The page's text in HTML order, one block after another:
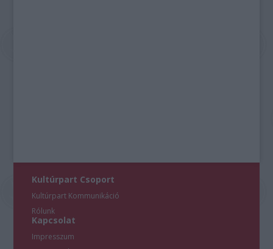
Kultúrpart Csoport
Kultúrpart Kommunikáció
Rólunk
Kapcsolat
Impresszum